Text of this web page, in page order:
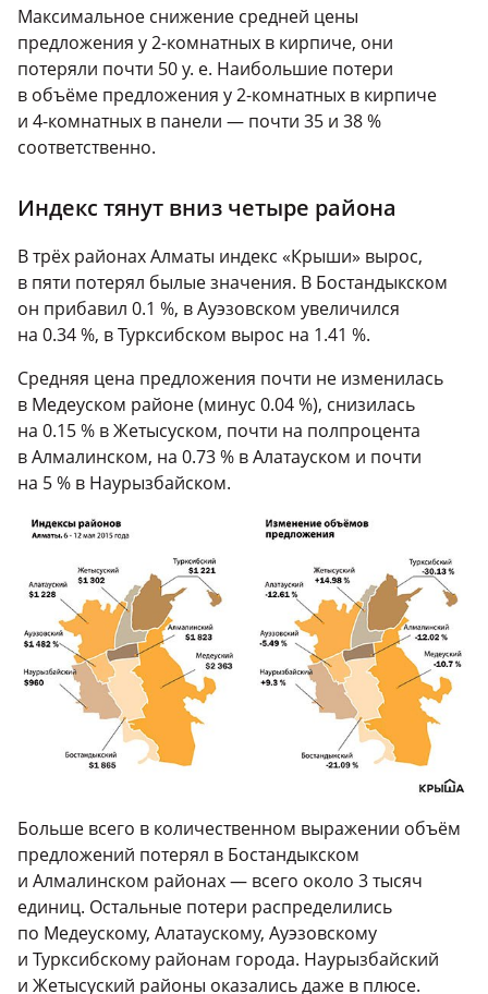
Максимальное снижение средней цены
предложения у 2-комнатных в кирпиче, они
потеряли почти 50 у. е. Наибольшие потери
в объёме предложения у 2-комнатных в кирпиче
и 4-комнатных в панели — почти 35 и 38 %
соответственно.
Индекс тянут вниз четыре района
В трёх районах Алматы индекс «Крыши» вырос,
в пяти потерял былые значения. В Бостандыкском
он прибавил 0.1 %, в Ауэзовском увеличился
на 0.34 %, в Турксибском вырос на 1.41 %.
Средняя цена предложения почти не изменилась
в Медеуском районе (минус 0.04 %), снизилась
на 0.15 % в Жетысуском, почти на полпроцента
в Алмалинском, на 0.73 % в Алатауском и почти
на 5 % в Наурызбайском.
Больше всего в количественном выражении объём
предложений потерял в Бостандыкском
и Алмалинском районах — всего около 3 тысяч
единиц. Остальные потери распределились
по Медеускому, Алатаускому, Ауэзовскому
и Турксибскому районам города. Наурызбайский
и Жетысуский районы оказались даже в плюсе.